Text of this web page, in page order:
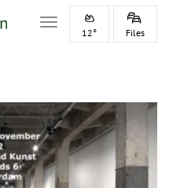
Toggle navigation
12° Files